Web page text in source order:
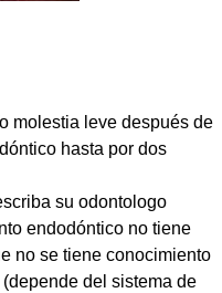
molestia leve después de
hasta por dos
su odontologo
endodóntico no tiene
no se tiene conocimiento
del sistema de